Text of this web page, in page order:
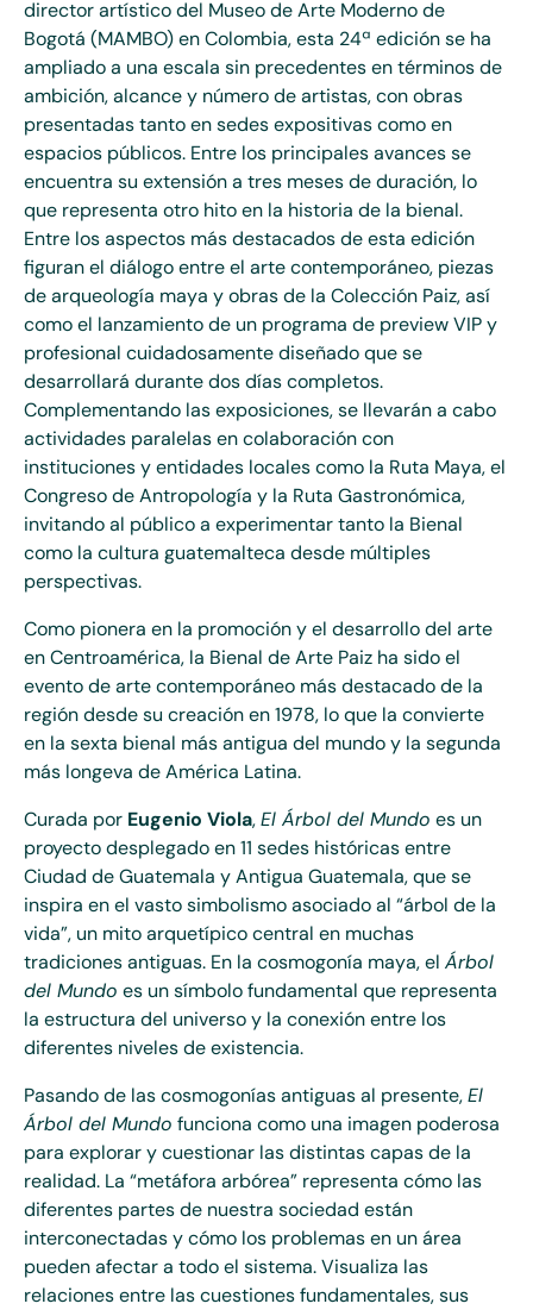
director artístico del Museo de Arte Moderno de
Bogotá (MAMBO) en Colombia, esta 24ª edición se ha
ampliado a una escala sin precedentes en términos de
ambición, alcance y número de artistas, con obras
presentadas tanto en sedes expositivas como en
espacios públicos. Entre los principales avances se
encuentra su extensión a tres meses de duración, lo
que representa otro hito en la historia de la bienal.
Entre los aspectos más destacados de esta edición
figuran el diálogo entre el arte contemporáneo, piezas
de arqueología maya y obras de la Colección Paiz, así
como el lanzamiento de un programa de preview VIP y
profesional cuidadosamente diseñado que se
desarrollará durante dos días completos.
Complementando las exposiciones, se llevarán a cabo
actividades paralelas en colaboración con
instituciones y entidades locales como la Ruta Maya, el
Congreso de Antropología y la Ruta Gastronómica,
invitando al público a experimentar tanto la Bienal
como la cultura guatemalteca desde múltiples
perspectivas.
Como pionera en la promoción y el desarrollo del arte
en Centroamérica, la Bienal de Arte Paiz ha sido el
evento de arte contemporáneo más destacado de la
región desde su creación en 1978, lo que la convierte
en la sexta bienal más antigua del mundo y la segunda
más longeva de América Latina.
Curada por Eugenio Viola,El Árbol del Mundo es un
proyecto desplegado en 11 sedes históricas entre
Ciudad de Guatemala y Antigua Guatemala, que se
inspira en el vasto simbolismo asociado al “árbol de la
vida”, un mito arquetípico central en muchas
tradiciones antiguas. En la cosmogonía maya, el Árbol
del Mundo es un símbolo fundamental que representa
la estructura del universo y la conexión entre los
diferentes niveles de existencia.
Pasando de las cosmogonías antiguas al presente,El
Árbol del Mundo funciona como una imagen poderosa
para explorar y cuestionar las distintas capas de la
realidad. La “metáfora arbórea” representa cómo las
diferentes partes de nuestra sociedad están
interconectadas y cómo los problemas en un área
pueden afectar a todo el sistema. Visualiza las
relaciones entre las cuestiones fundamentales, sus